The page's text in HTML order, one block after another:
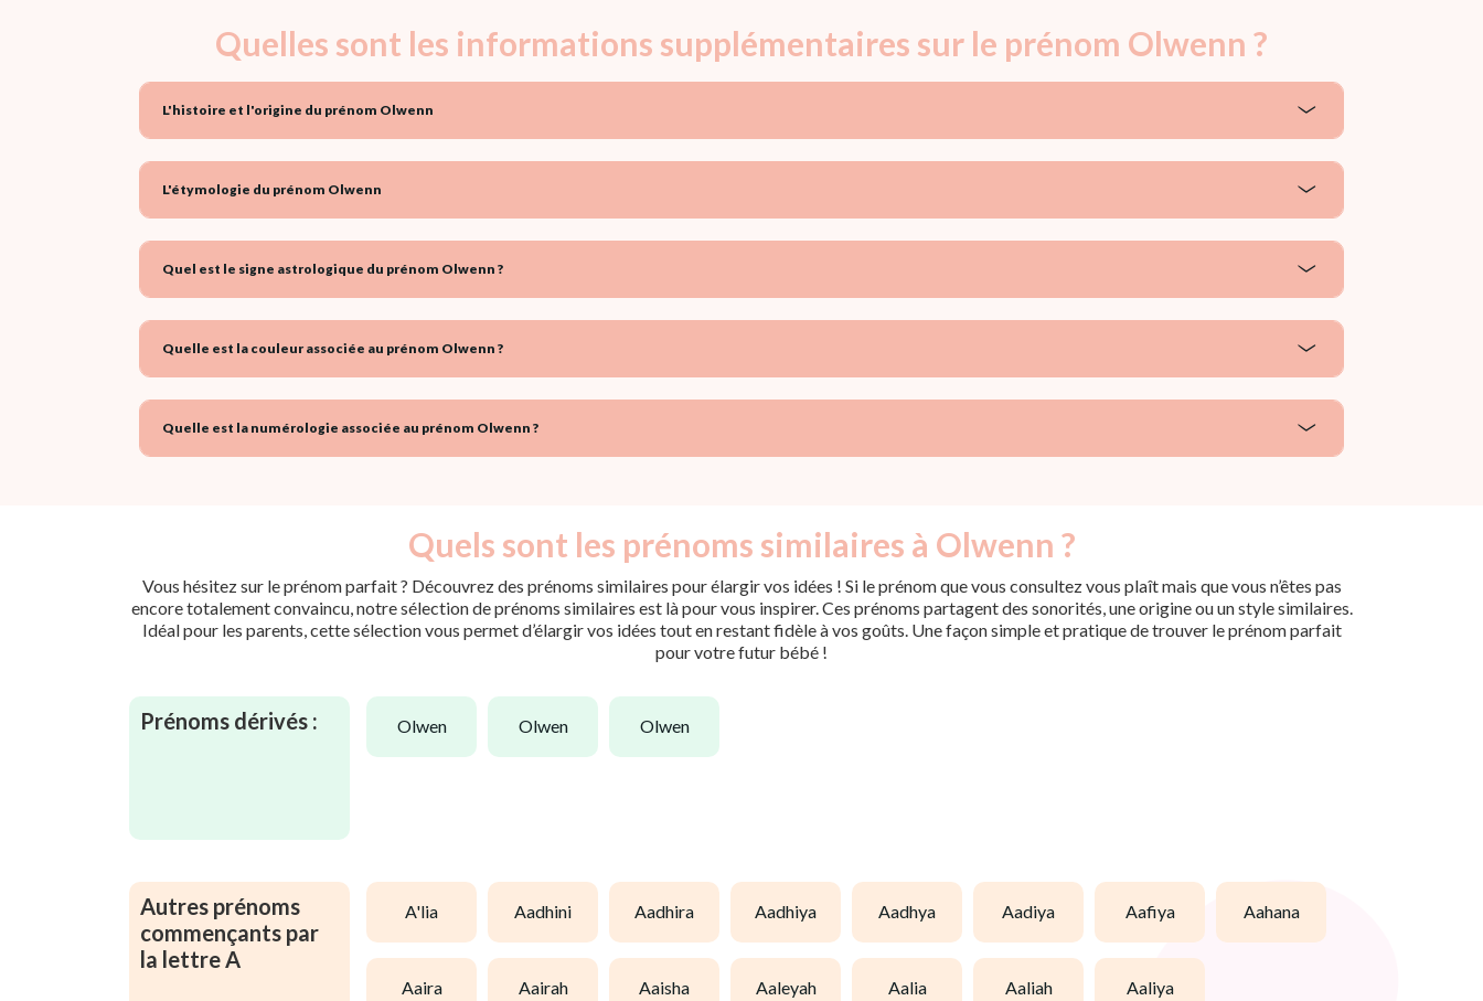
Quelles sont les informations supplémentaires sur le prénom Olwenn ?
L'histoire et l'origine du prénom Olwenn
L'étymologie du prénom Olwenn
Quel est le signe astrologique du prénom Olwenn ?
Quelle est la couleur associée au prénom Olwenn ?
Quelle est la numérologie associée au prénom Olwenn ?
Quels sont les prénoms similaires à Olwenn ?
Vous hésitez sur le prénom parfait ? Découvrez des prénoms similaires pour élargir vos idées ! Si le prénom que vous consultez vous plaît mais que vous n’êtes pas
encore totalement convaincu, notre sélection de prénoms similaires est là pour vous inspirer. Ces prénoms partagent des sonorités, une origine ou un style similaires.
Idéal pour les parents, cette sélection vous permet d’élargir vos idées tout en restant fidèle à vos goûts. Une façon simple et pratique de trouver le prénom parfait
pour votre futur bébé !
Prénoms dérivés : olwen olwen olwen
Autres prénoms
commençants par
la lettre A
a'lia aadhini aadhira aadhiya aadhya aadiya aafiya aahana
aaira aairah aaisha aaleyah aalia aaliah aaliya